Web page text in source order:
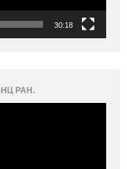
30:18
РАН.